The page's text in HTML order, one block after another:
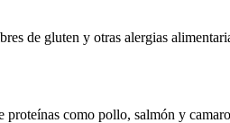
de gluten y otras alergias
como pollo, salmón y